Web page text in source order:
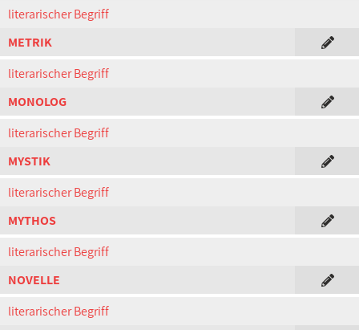
literarischer Begriff
METRIK
literarischer Begriff
MONOLOG
literarischer Begriff
MYSTIK
literarischer Begriff
MYTHOS
literarischer Begriff
NOVELLE
literarischer Begriff